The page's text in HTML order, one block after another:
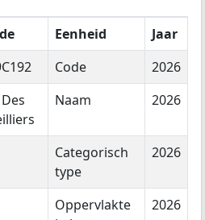
Eenheid
Jaar
Code
2026
Naam 2026
Categorisch
type
2026
Oppervlakte
2026